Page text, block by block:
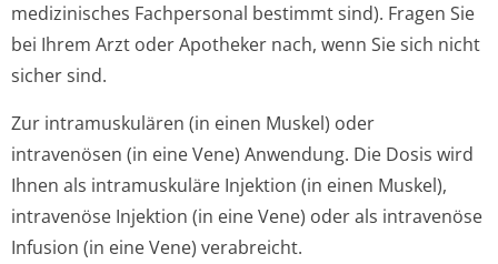
medizinisches Fachpersonal bestimmt sind). Fragen Sie
bei Ihrem Arzt oder Apotheker nach, wenn Sie sich nicht
sicher sind.
Zur intramuskulären (in einen Muskel) oder
intravenösen (in eine Vene) Anwendung. Die Dosis wird
Ihnen als intramuskuläre Injektion (in einen Muskel),
intravenöse Injektion (in eine Vene) oder als intravenöse
Infusion (in eine Vene) verabreicht.